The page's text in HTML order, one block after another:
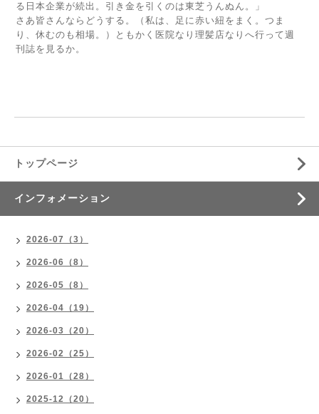
る日本企業が続出。引き金を引くのは東芝うんぬん。」
さあ皆さんならどうする。（私は、足に赤い紐をまく。つま
り、休むのも相場。）ともかく医院なり理髪店なりへ行って週
刊誌を見るか。
トップページ
インフォメーション
2026-07（3）
2026-06（8）
2026-05（8）
2026-04（19）
2026-03（20）
2026-02（25）
2026-01（28）
2025-12（20）